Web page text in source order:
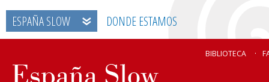
ESPAÑA SLOW DONDE ESTAMOS
BIBLIOTECA